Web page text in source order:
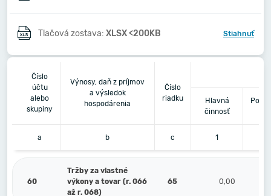
Tlačová zostava: XLSX <200KB Stiahnuť
Číslo
účtu
alebo
skupiny
Výnosy, daň z príjmov
a výsledok
hospodárenia
Číslo
riadku
Hlavná
činnosť
a b c 1
60
Tržby za vlastné
výkony a tovar (r. 066
až r. 068)
65 0,00